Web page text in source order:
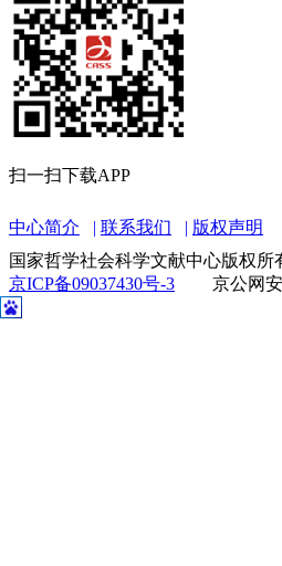
扫一扫下载APP
中心简介 联系我们
版权声明
国家哲学社会科学文献中心版权所
京ICP备09037430号-3
京公网